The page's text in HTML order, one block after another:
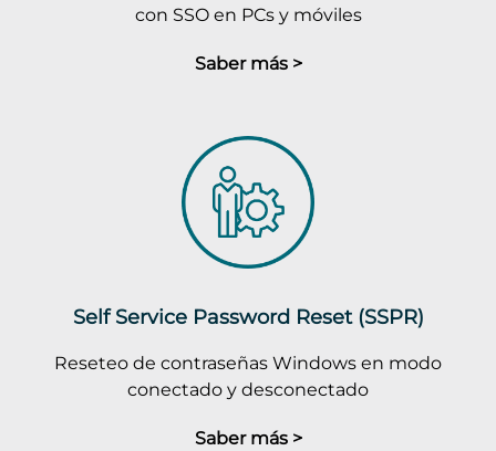
con SSO en PCs y móviles
Saber más >
Self Service Password Reset (SSPR)
Reseteo de contraseñas Windows en modo
conectado y desconectado
Saber más >